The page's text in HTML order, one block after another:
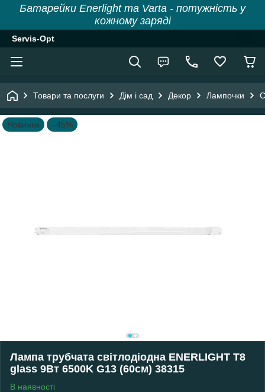
Батарейки Enerlight та Varta - потужність у
кожному заряді
Servis-Opt
Товари та послуги Дім і сад Декор Лампочки
Новинка –45%
Лампа трубчата світлодіодна ENERLIGHT T8
glass 9Вт 6500K G13 (60см) 38315
В наявності